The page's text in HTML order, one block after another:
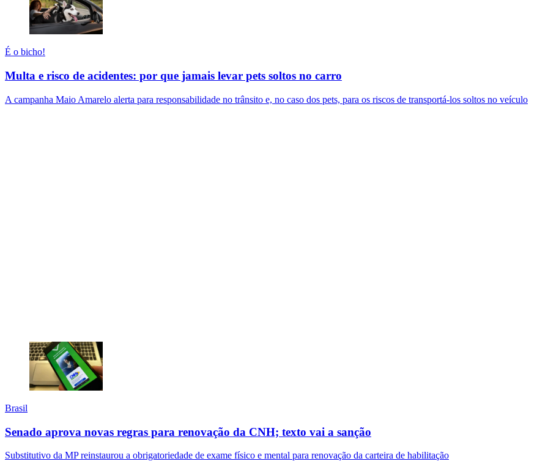
É o bicho!
Multa e risco de acidentes: por que jamais levar pets soltos no carro
A campanha Maio Amarelo alerta para responsabilidade no trânsito e, no caso dos pets, para os riscos de transportá-los soltos no veículo
Brasil
Senado aprova novas regras para renovação da CNH; texto vai a sanção
Substitutivo da MP reinstaurou a obrigatoriedade de exame físico e mental para renovação da carteira de habilitação